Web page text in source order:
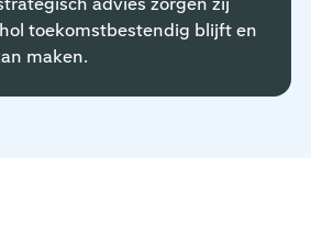
toekomstbestendig blijft en
maken.